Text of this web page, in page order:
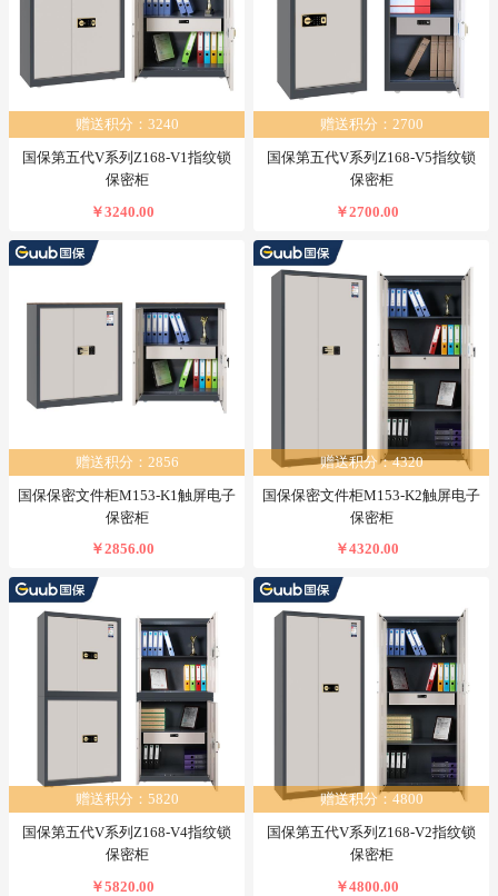
赠送积分：3240
国保第五代V系列Z168-V1指纹锁
保密柜
￥3240.00
赠送积分：2700
国保第五代V系列Z168-V5指纹锁
保密柜
￥2700.00
赠送积分：2856
国保保密文件柜M153-K1触屏电子
保密柜
￥2856.00
赠送积分：4320
国保保密文件柜M153-K2触屏电子
保密柜
￥4320.00
赠送积分：5820
国保第五代V系列Z168-V4指纹锁
保密柜
￥5820.00
赠送积分：4800
国保第五代V系列Z168-V2指纹锁
保密柜
￥4800.00